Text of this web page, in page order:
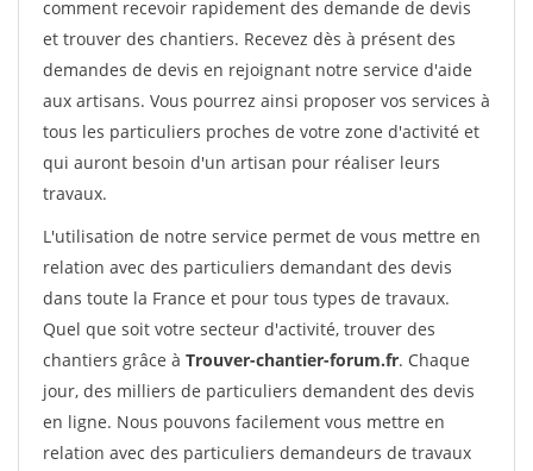
comment recevoir rapidement des demande de devis
et trouver des chantiers. Recevez dès à présent des
demandes de devis en rejoignant notre service d'aide
aux artisans. Vous pourrez ainsi proposer vos services à
tous les particuliers proches de votre zone d'activité et
qui auront besoin d'un artisan pour réaliser leurs
travaux.
L'utilisation de notre service permet de vous mettre en
relation avec des particuliers demandant des devis
dans toute la France et pour tous types de travaux.
Quel que soit votre secteur d'activité, trouver des
chantiers grâce à Trouver-chantier-forum.fr. Chaque
jour, des milliers de particuliers demandent des devis
en ligne. Nous pouvons facilement vous mettre en
relation avec des particuliers demandeurs de travaux